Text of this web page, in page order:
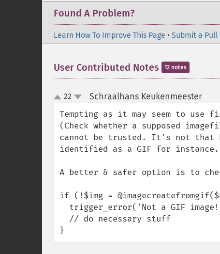
Found A Problem?
Learn How To Improve This Page • Submit a Pull
User Contributed Notes 12 notes
up
down
22 Schraalhans Keukenmeester¶
Tempting as it may seem to
(Check whether a supposed
cannot be trusted. It's not that
identified as a GIF for instance.
A better & safer option is to
if (!$img =
}